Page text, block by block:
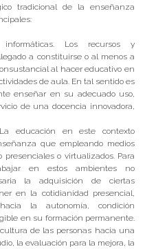
tradicional de la enseñanza
Los recursos y
a constituirse o al menos a
al hacer educativo en
de aula. En tal sentido es
enseñar en su adecuado uso,
de una docencia innovadora,
educación en este contexto
que empleando medios
o virtualizados. Para
en estos ambientes no
la adquisición de ciertas
en la cotidianidad presencial,
la autonomía, condición
en su formación permanente.
de las personas hacia una
la evaluación para la mejora, la